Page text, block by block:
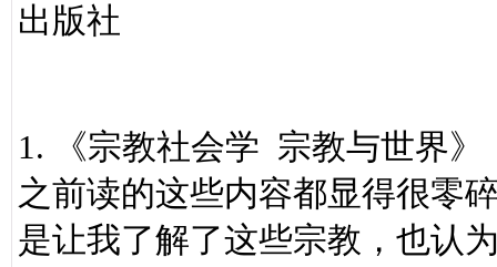
出版社
1. 《宗教社会学 宗教与世界》
之前读的这些内容都显得很零
是让我了解了这些宗教，也认